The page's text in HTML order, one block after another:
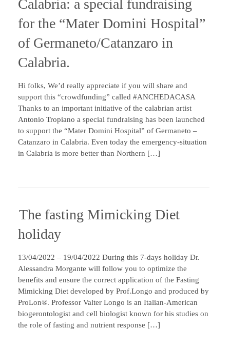
Calabria: a special fundraising
for the “Mater Domini Hospital”
of Germaneto/Catanzaro in
Calabria.
Hi folks, We’d really appreciate if you will share and
support this “crowdfunding” called #ANCHEDACASA
Thanks to an important initiative of the calabrian artist
Antonio Tropiano a special fundraising has been launched
to support the “Mater Domini Hospital” of Germaneto –
Catanzaro in Calabria. Even today the emergency-situation
in Calabria is more better than Northern […]
The fasting Mimicking Diet
holiday
13/04/2022 – 19/04/2022 During this 7-days holiday Dr.
Alessandra Morgante will follow you to optimize the
benefits and ensure the correct application of the Fasting
Mimicking Diet developed by Prof.Longo and produced by
ProLon®. Professor Valter Longo is an Italian-American
biogerontologist and cell biologist known for his studies on
the role of fasting and nutrient response […]